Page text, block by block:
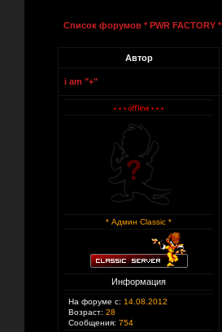
Список форумов * PWR FACTORY *
Автор
i am "+"
* Админ Classic *
Информация
На форуме с: 14.08.2012
Возраст: 28
Сообщения: 754